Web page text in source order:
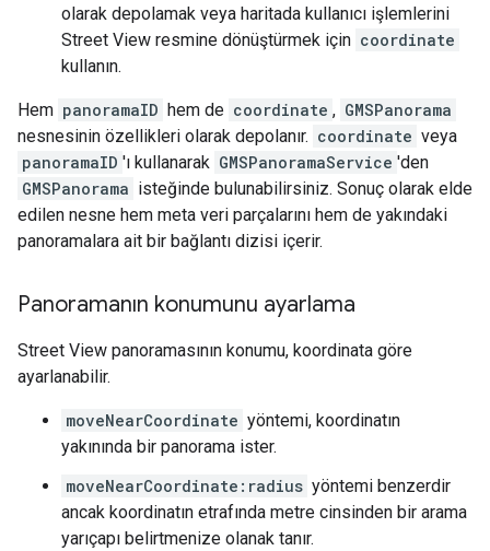
olarak depolamak veya haritada kullanıcı işlemlerini
Street View resmine dönüştürmek için coordinate
kullanın.
Hem panoramaID hem de coordinate , GMSPanorama
nesnesinin özellikleri olarak depolanır. coordinate veya
panoramaID 'ı kullanarak GMSPanoramaService 'den
GMSPanorama isteğinde bulunabilirsiniz. Sonuç olarak elde
edilen nesne hem meta veri parçalarını hem de yakındaki
panoramalara ait bir bağlantı dizisi içerir.
Panoramanın konumunu ayarlama
Street View panoramasının konumu, koordinata göre
ayarlanabilir.
moveNearCoordinate yöntemi, koordinatın
yakınında bir panorama ister.
moveNearCoordinate:radius yöntemi benzerdir
ancak koordinatın etrafında metre cinsinden bir arama
yarıçapı belirtmenize olanak tanır.